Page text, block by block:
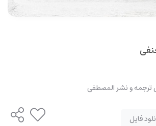
ترجمه و نشر المصطفی
فایل